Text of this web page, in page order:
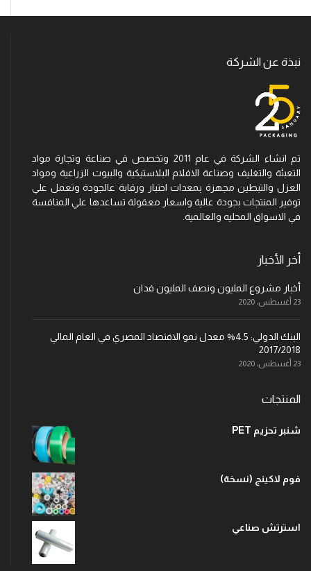
نبذة عن الشركة
تم انشاء الشركة في عام 2011 وتخصص في صناعة وتجارة مواد
التعبئة والتغليف وصناعة الافلام البلاستيكية والبيوت الزراعية ومواد
العزل والتبطين مجهزة بمعدات اختبار ورقابة عالجودة وتعمل علي
توفير المنتجات بجودة عالية واسعار معقولة تساعدها علي المنافسة
في الاسواق المحليه والعالمية.
أخر الأخبار
أخبار مشروع المليون ونصف المليون فدان
23 أغسطس، 2020
البنك الدولي: 4.5% معدل نمو الاقتصاد المصري في العام المالي
2017/2018
23 أغسطس، 2020
المنتجات
شنبر تحزيم PET
فوم لاكينج (نسخة)
استرتش صناعي